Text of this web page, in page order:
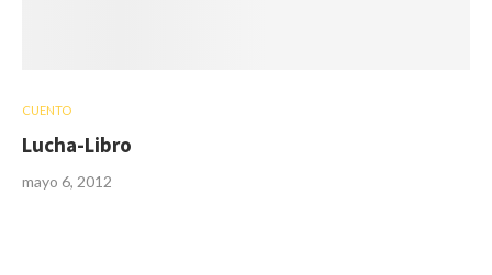
CUENTO
Lucha-Libro
mayo 6, 2012